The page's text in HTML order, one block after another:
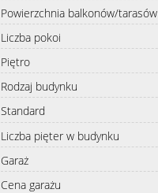
Powierzchnia balkonów/tarasów
Liczba pokoi
Piętro
Rodzaj budynku
Standard
Liczba pięter w budynku
Garaż
Cena garażu